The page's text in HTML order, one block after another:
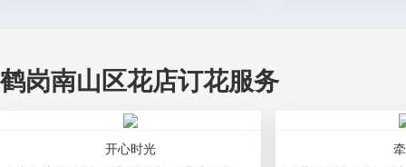
鹤岗南山区花店订花服务
开心时光